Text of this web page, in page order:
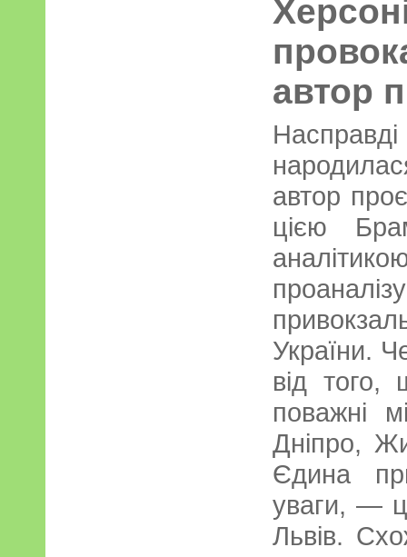
автор
автор
цією
України.
від того,
поважні
Дніпро,
Єдина
уваги, —
Львів.